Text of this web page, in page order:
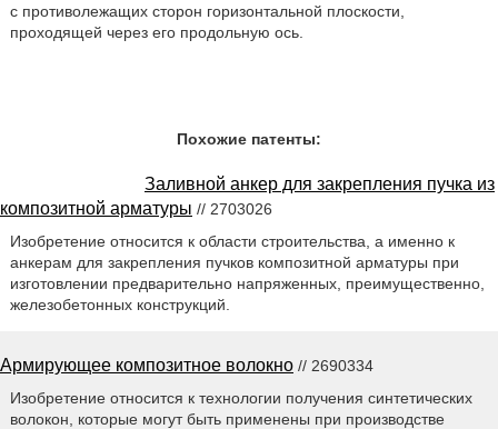
с противолежащих сторон горизонтальной плоскости,
проходящей через его продольную ось.
Похожие патенты:
Заливной анкер для закрепления пучка из
композитной арматуры // 2703026
Изобретение относится к области строительства, а именно к
анкерам для закрепления пучков композитной арматуры при
изготовлении предварительно напряженных, преимущественно,
железобетонных конструкций.
Армирующее композитное волокно // 2690334
Изобретение относится к технологии получения синтетических
волокон, которые могут быть применены при производстве